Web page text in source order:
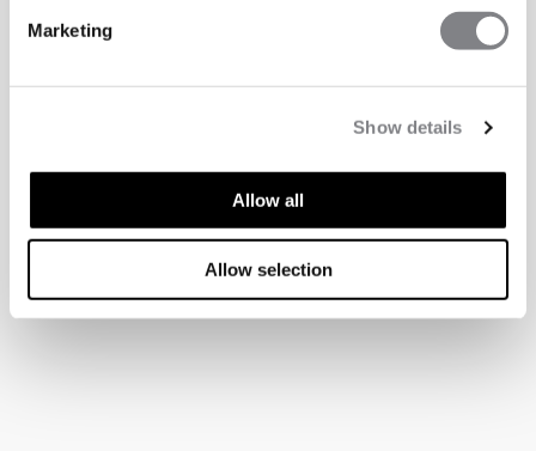
Marketing
Show details
Allow all
Allow selection